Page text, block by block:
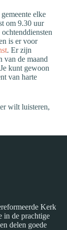
elke
om 9.30 uur
is er voor
. Er zijn
van de maand
kunt gewoon
van harte
wilt luisteren,
Kerk
in de prachtige
delen goede